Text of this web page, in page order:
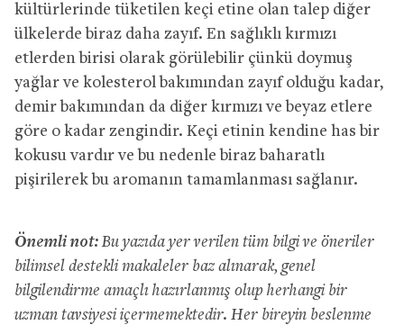
kültürlerinde tüketilen keçi etine olan talep diğer
ülkelerde biraz daha zayıf. En sağlıklı kırmızı
etlerden birisi olarak görülebilir çünkü doymuş
yağlar ve kolesterol bakımından zayıf olduğu kadar,
demir bakımından da diğer kırmızı ve beyaz etlere
göre o kadar zengindir. Keçi etinin kendine has bir
kokusu vardır ve bu nedenle biraz baharatlı
pişirilerek bu aromanın tamamlanması sağlanır.
Önemli not: Bu yazıda yer verilen tüm bilgi ve öneriler
bilimsel destekli makaleler baz alınarak, genel
bilgilendirme amaçlı hazırlanmış olup herhangi bir
uzman tavsiyesi içermemektedir. Her bireyin beslenme